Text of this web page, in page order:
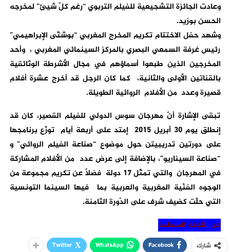
وعادت الجائزة التشجيعية للفيلم التربوي “رغم كلّ شيئ” لمخرجه
الحسن بوزيد.
وشهد حفل الاختتام تكريم المخرج المغربي “بوشتّى الإبراهيمي”
رئيس غرفة السمعي البصري بالمركز السينمائي المغربي ، وأحد
المخرجين الذين طبعوا أسماؤهم في مجال الأشرطة الوثائقية
بالقناتين الأولى والثانية، كما كان الرجل قد أخرج عشرة أفلام
قصيرة وعدد من الأفلام الروائية الطويلة.
تبقى الإشارة أنّ مهرجان سوس الدولي للفيلم القصير، كان قد
إنطلق يوم 30 أبريل 2015 إمتد على أربعة أيام توزّع برنامجها
على دورتين تدريبيتن حول موضوع “صناعة الفيلم الروائي” و
“صناعة السيناريو”، بالإضافة إلى عرض عدد من الأفلام المشاركة
في المهرجان والتي تمثّل 17 دولة فضلاً عن تكريم مجموعة من
الوجوه الفنّية المغربية والعربية بما فيها السينما التونسية
التي حلّت كضيف شرف على الدّورة الثامنة.
عن اللجنة المنظمة
شارك Facebook
WhatsApp
Twitter